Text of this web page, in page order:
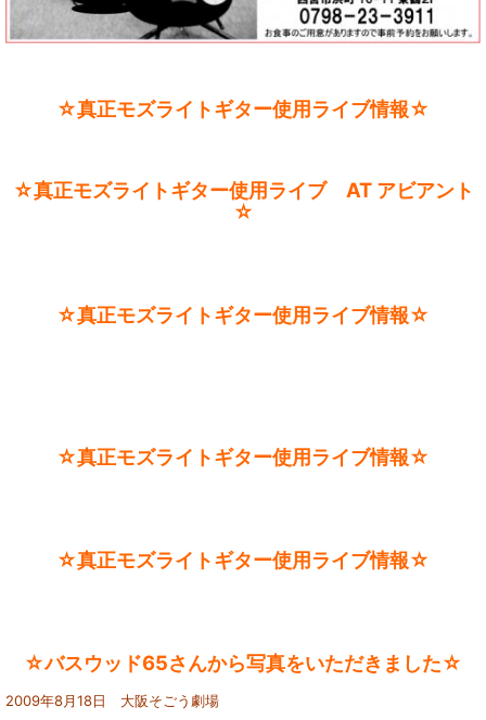
☆真正モズライトギター使用ライブ情報☆
☆真正モズライトギター使用ライブ AT アビアント
☆
☆真正モズライトギター使用ライブ情報☆
☆真正モズライトギター使用ライブ情報☆
☆真正モズライトギター使用ライブ情報☆
☆バスウッド65さんから写真をいただきました☆
2009年8月18日 大阪そごう劇場